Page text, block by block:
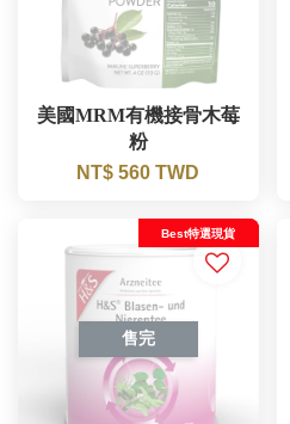
美國MRM有機接骨木莓
粉
NT$ 560 TWD
售完
Best特選現貨